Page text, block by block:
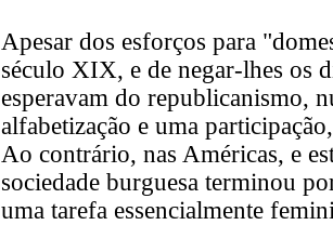
Apesar dos esforços para
século XIX, e de negar-lhes os
esperavam do republicanismo,
alfabetização e uma
Ao contrário, nas Américas, e
sociedade burguesa terminou
uma tarefa essencialmente